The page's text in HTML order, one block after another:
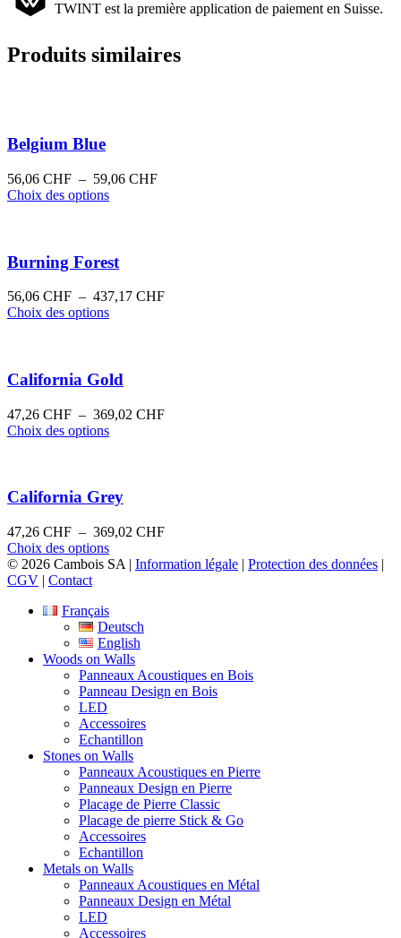
TWINT est la première application de paiement en Suisse.
Produits similaires
Belgium Blue
56,06 CHF – 59,06 CHFPlage
Choix des optionsCe
variations.
Les
options
peuvent
être
la
page
produit
Burning Forest
56,06 CHF – 437,17 CHFPlage
Choix des optionsCe
variations.
Les
options
peuvent
être
page
produit
California Gold
47,26 CHF – 369,02 CHFPlage
Choix des optionsCe
variations.
Les
options
peuvent
être
choisies
la
page
du
produit
California Grey
47,26 CHF – 369,02 CHFPlage
prix :
Choix des optionsCe
produit
variations.
Les
options
peuvent
être
choisies
la
page
du
produit
© 2026 Cambois SA | Information légale | Protection des données |
CGV | Contact
Français
Deutsch
English
Woods on Walls
Panneaux Acoustiques en Bois
Panneau Design en Bois
LED
Accessoires
Echantillon
Stones on Walls
Panneaux Acoustiques en Pierre
Panneaux Design en Pierre
Placage de Pierre Classic
Placage de pierre Stick & Go
Accessoires
Echantillon
Metals on Walls
Panneaux Acoustiques en Métal
Panneaux Design en Métal
LED
Accessoires